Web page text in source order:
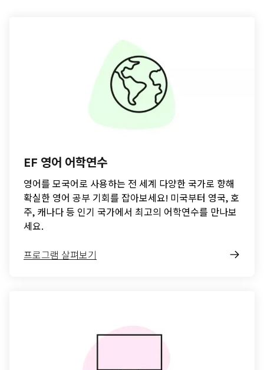
EF 영어 어학연수
영어를 모국어로 사용하는 전 세계 다양한 국가로 향해
확실한 영어 공부 기회를 잡아보세요! 미국부터 영국, 호
주, 캐나다 등 인기 국가에서 최고의 어학연수를 만나보
세요.
프로그램 살펴보기